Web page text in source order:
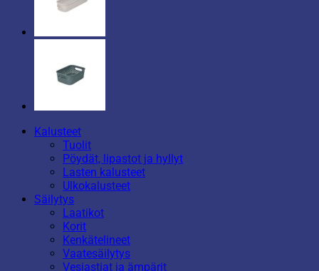
Kalusteet
Tuolit
Pöydät, lipastot ja hyllyt
Lasten kalusteet
Ulkokalusteet
Säilytys
Laatikot
Korit
Kenkätelineet
Vaatesäilytys
Vesiastiat ja ämpärit